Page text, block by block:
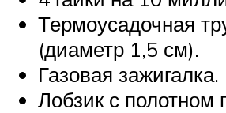
Термоусадочная
(диаметр 1,5 см).
Газовая зажигалка.
Лобзик с полотном